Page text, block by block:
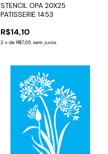
STENCIL OPA 20X25
PATISSERIE 1453
R$14,10
2 x de R$7,05 sem juros